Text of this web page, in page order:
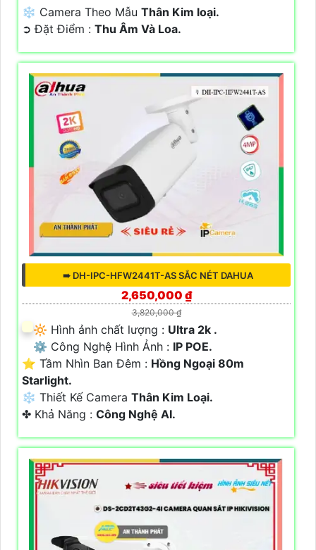
❄ Camera Theo Mẫu Thân Kim loại.
️➲ Đặt Điểm : Thu Âm Và Loa.
➠ DH-IPC-HFW2441T-AS SẮC NÉT DAHUA
2,650,000 ₫
3,820,000 ₫
🔆 Hình ảnh chất lượng : Ultra 2k .
⚙ Công Nghệ Hình Ảnh : IP POE.
⭐ Tầm Nhìn Ban Đêm : Hồng Ngoại 80m
Starlight.
❄ Thiết Kế Camera Thân Kim Loại.
️✤ Khả Năng : Công Nghệ AI.